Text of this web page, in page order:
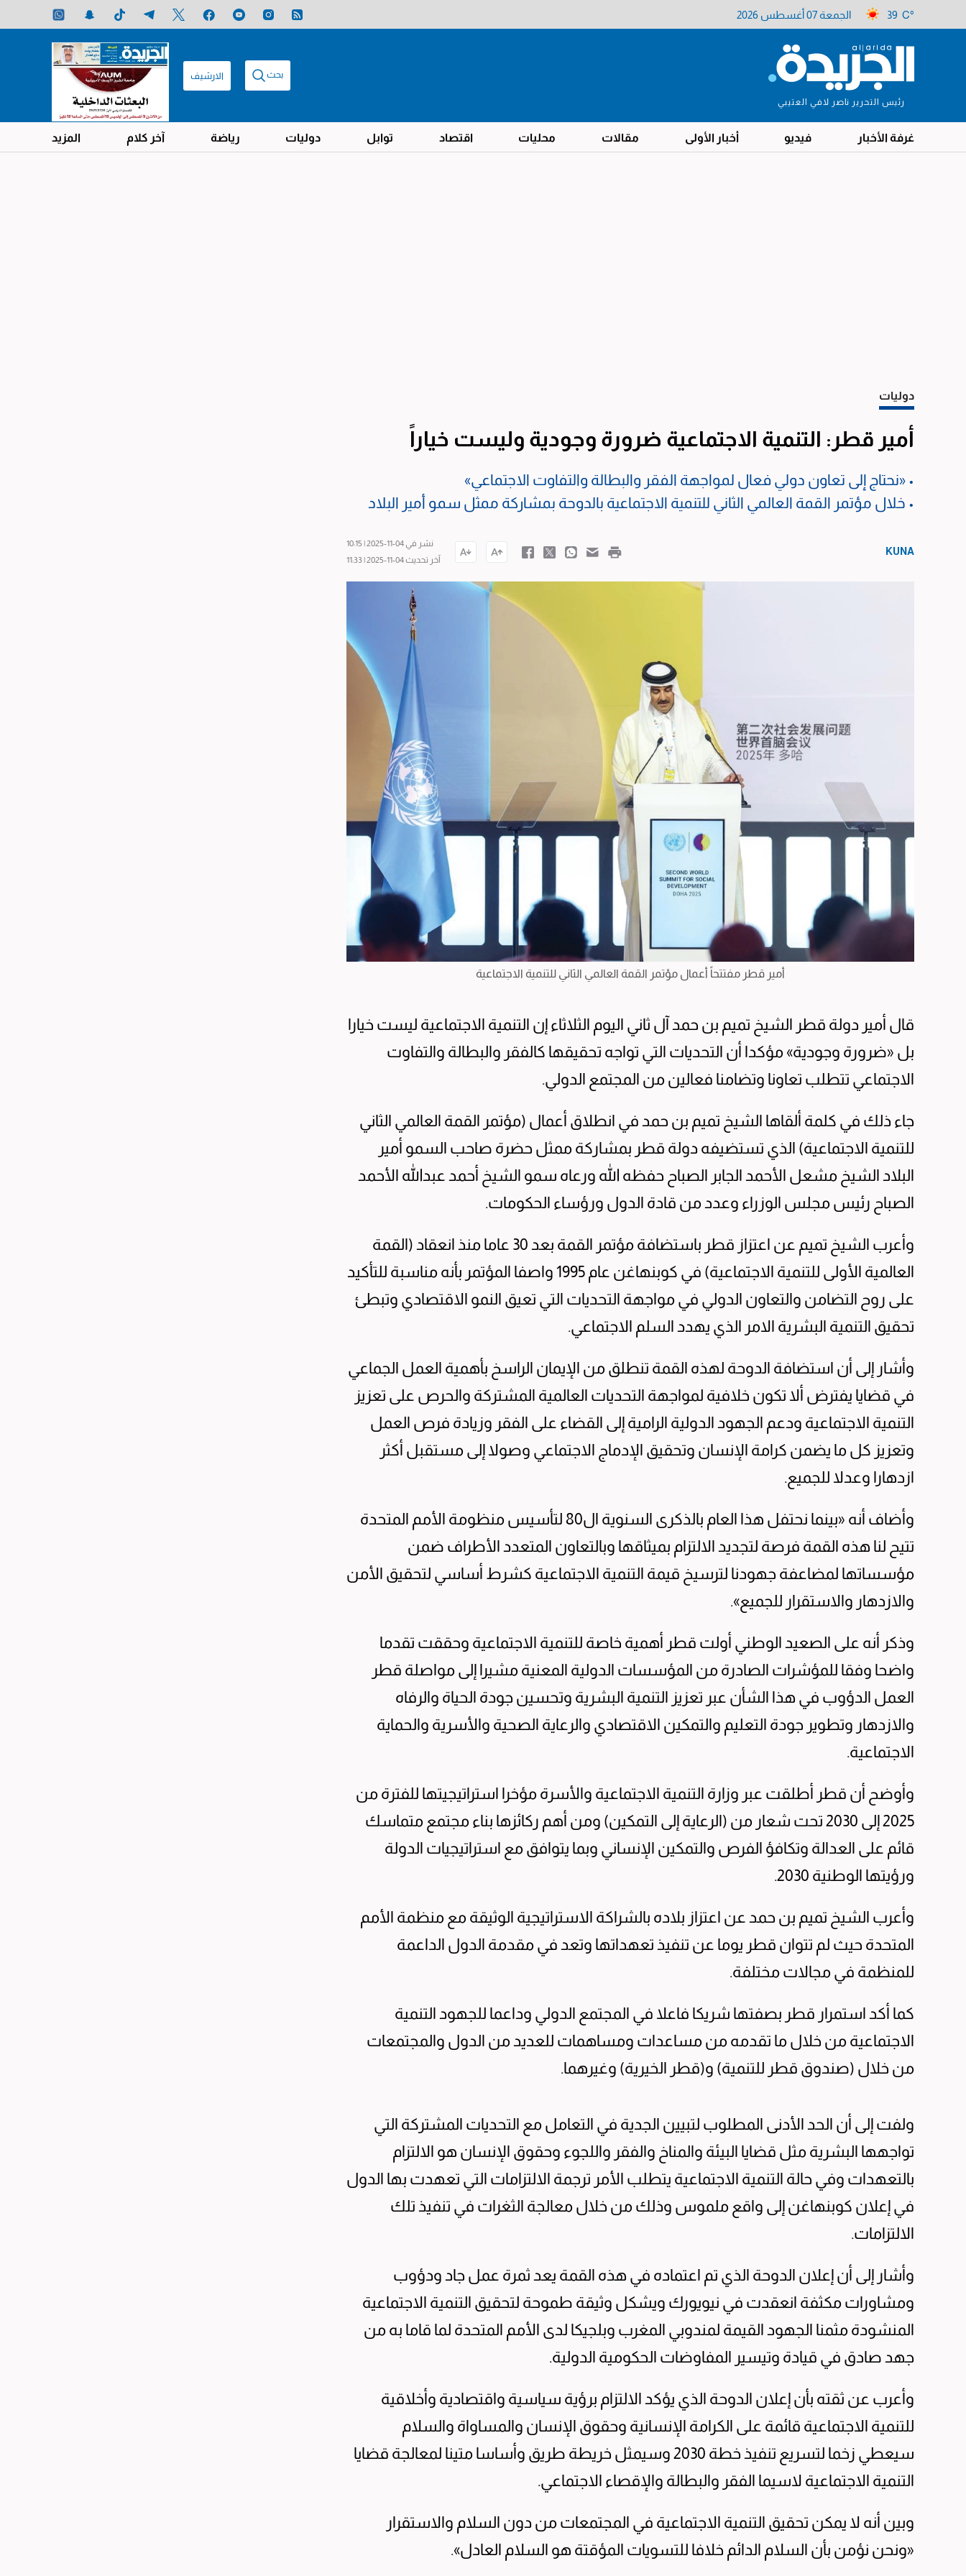
39 C° الجمعة 07 أغسطس 2026
رئيس التحرير ناصر لافي العتيبي
بحث الارشيف
غرفة الأخبار فيديو أخبار الأولى مقالات محليات اقتصاد توابل دوليات رياضة آخر كلام المزيد
دوليات
أمير قطر: التنمية الاجتماعية ضرورة وجودية وليست خياراً
• «نحتاج إلى تعاون دولي فعال لمواجهة الفقر والبطالة والتفاوت الاجتماعي»
• خلال مؤتمر القمة العالمي الثاني للتنمية الاجتماعية بالدوحة بمشاركة ممثل سمو أمير البلاد
KUNA
نشر في 04-11-2025 | 10:15
آخر تحديث 04-11-2025 | 11:33
أمير قطر مفتتحاً أعمال مؤتمر القمة العالمي الثاني للتنمية الاجتماعية
قال أمير دولة قطر الشيخ تميم بن حمد آل ثاني اليوم الثلاثاء إن التنمية الاجتماعية ليست خيارا
بل «ضرورة وجودية» مؤكدا أن التحديات التي تواجه تحقيقها كالفقر والبطالة والتفاوت
الاجتماعي تتطلب تعاونا وتضامنا فعالين من المجتمع الدولي.
جاء ذلك في كلمة ألقاها الشيخ تميم بن حمد في انطلاق أعمال (مؤتمر القمة العالمي الثاني
للتنمية الاجتماعية) الذي تستضيفه دولة قطر بمشاركة ممثل حضرة صاحب السمو أمير
البلاد الشيخ مشعل الأحمد الجابر الصباح حفظه الله ورعاه سمو الشيخ أحمد عبدالله الأحمد
الصباح رئيس مجلس الوزراء وعدد من قادة الدول ورؤساء الحكومات.
وأعرب الشيخ تميم عن اعتزاز قطر باستضافة مؤتمر القمة بعد 30 عاما منذ انعقاد (القمة
العالمية الأولى للتنمية الاجتماعية) في كوبنهاغن عام 1995 واصفا المؤتمر بأنه مناسبة للتأكيد
على روح التضامن والتعاون الدولي في مواجهة التحديات التي تعيق النمو الاقتصادي وتبطئ
تحقيق التنمية البشرية الامر الذي يهدد السلم الاجتماعي.
وأشار إلى أن استضافة الدوحة لهذه القمة تنطلق من الإيمان الراسخ بأهمية العمل الجماعي
في قضايا يفترض ألا تكون خلافية لمواجهة التحديات العالمية المشتركة والحرص على تعزيز
التنمية الاجتماعية ودعم الجهود الدولية الرامية إلى القضاء على الفقر وزيادة فرص العمل
وتعزيز كل ما يضمن كرامة الإنسان وتحقيق الإدماج الاجتماعي وصولا إلى مستقبل أكثر
ازدهارا وعدلا للجميع.
وأضاف أنه «بينما نحتفل هذا العام بالذكرى السنوية ال80 لتأسيس منظومة الأمم المتحدة
تتيح لنا هذه القمة فرصة لتجديد الالتزام بميثاقها وبالتعاون المتعدد الأطراف ضمن
مؤسساتها لمضاعفة جهودنا لترسيخ قيمة التنمية الاجتماعية كشرط أساسي لتحقيق الأمن
والازدهار والاستقرار للجميع».
وذكر أنه على الصعيد الوطني أولت قطر أهمية خاصة للتنمية الاجتماعية وحققت تقدما
واضحا وفقا للمؤشرات الصادرة من المؤسسات الدولية المعنية مشيرا إلى مواصلة قطر
العمل الدؤوب في هذا الشأن عبر تعزيز التنمية البشرية وتحسين جودة الحياة والرفاه
والازدهار وتطوير جودة التعليم والتمكين الاقتصادي والرعاية الصحية والأسرية والحماية
الاجتماعية.
وأوضح أن قطر أطلقت عبر وزارة التنمية الاجتماعية والأسرة مؤخرا استراتيجيتها للفترة من
2025 إلى 2030 تحت شعار من (الرعاية إلى التمكين) ومن أهم ركائزها بناء مجتمع متماسك
قائم على العدالة وتكافؤ الفرص والتمكين الإنساني وبما يتوافق مع استراتيجيات الدولة
ورؤيتها الوطنية 2030.
وأعرب الشيخ تميم بن حمد عن اعتزاز بلاده بالشراكة الاستراتيجية الوثيقة مع منظمة الأمم
المتحدة حيث لم تتوان قطر يوما عن تنفيذ تعهداتها وتعد في مقدمة الدول الداعمة
للمنظمة في مجالات مختلفة.
كما أكد استمرار قطر بصفتها شريكا فاعلا في المجتمع الدولي وداعما للجهود التنمية
الاجتماعية من خلال ما تقدمه من مساعدات ومساهمات للعديد من الدول والمجتمعات
من خلال (صندوق قطر للتنمية) و(قطر الخيرية) وغيرهما.
ولفت إلى أن الحد الأدنى المطلوب لتبيين الجدية في التعامل مع التحديات المشتركة التي
تواجهها البشرية مثل قضايا البيئة والمناخ والفقر واللجوء وحقوق الإنسان هو الالتزام
بالتعهدات وفي حالة التنمية الاجتماعية يتطلب الأمر ترجمة الالتزامات التي تعهدت بها الدول
في إعلان كوبنهاغن إلى واقع ملموس وذلك من خلال معالجة الثغرات في تنفيذ تلك
الالتزامات.
وأشار إلى أن إعلان الدوحة الذي تم اعتماده في هذه القمة يعد ثمرة عمل جاد ودؤوب
ومشاورات مكثفة انعقدت في نيويورك ويشكل وثيقة طموحة لتحقيق التنمية الاجتماعية
المنشودة مثمنا الجهود القيمة لمندوبي المغرب وبلجيكا لدى الأمم المتحدة لما قاما به من
جهد صادق في قيادة وتيسير المفاوضات الحكومية الدولية.
وأعرب عن ثقته بأن إعلان الدوحة الذي يؤكد الالتزام برؤية سياسية واقتصادية وأخلاقية
للتنمية الاجتماعية قائمة على الكرامة الإنسانية وحقوق الإنسان والمساواة والسلام
سيعطي زخما لتسريع تنفيذ خطة 2030 وسيمثل خريطة طريق وأساسا متينا لمعالجة قضايا
التنمية الاجتماعية لاسيما الفقر والبطالة والإقصاء الاجتماعي.
وبين أنه لا يمكن تحقيق التنمية الاجتماعية في المجتمعات من دون السلام والاستقرار
«ونحن نؤمن بأن السلام الدائم خلافا للتسويات المؤقتة هو السلام العادل».